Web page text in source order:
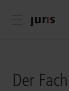
Menü öffnen
Der